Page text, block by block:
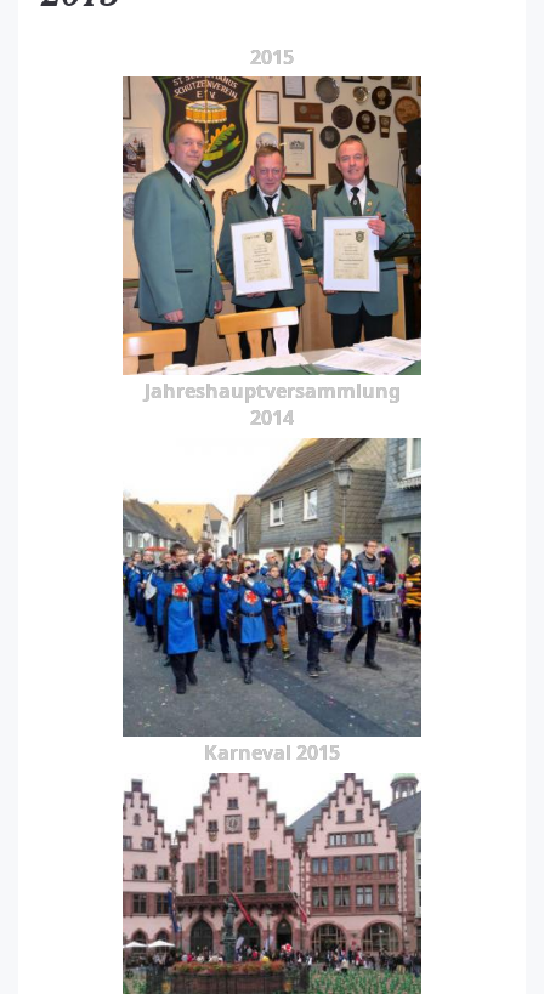
2015
Jahreshauptversammlung
2014
Karneval 2015